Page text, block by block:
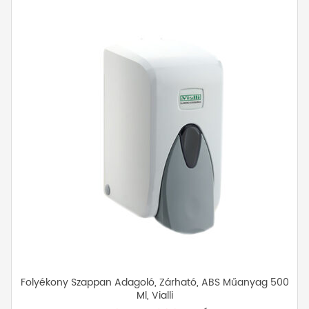
Folyékony Szappan Adagoló, Zárható, ABS Műanyag 500
Ml, Vialli